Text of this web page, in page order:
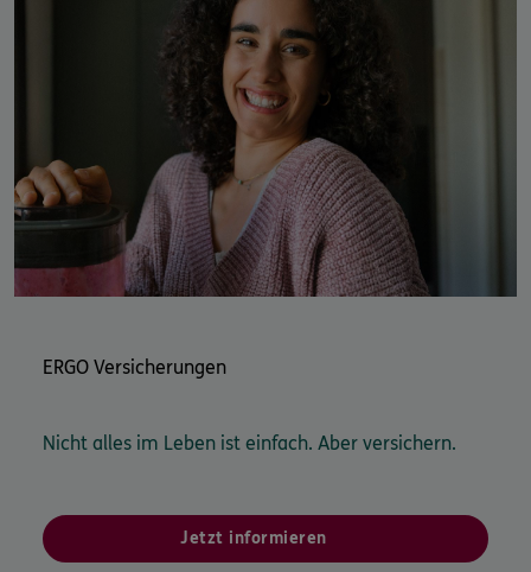
Versicherungen sind wichtig, diese sichern Sie und ihre
Familie ab und helfen im Schadensfall.
Auf unserer Homepage finden sie eine Übersicht zu den
aktuellen Versicherungen.
Gerne können Sie uns auch anrufen. Im persönlichen
Gespräch suchen wir gemeinsam die Lösung die zu
Ihrer individuellen Lebenslage passt.
Wir freuen uns auf Sie.
Thomas Wagener
ERGO Versicherungen
Nicht alles im Leben ist einfach. Aber versichern.
Jetzt informieren